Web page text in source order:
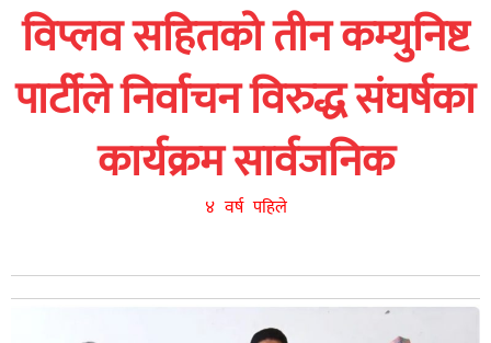
नेपाली
युनिकोड
विप्लव सहितको तीन कम्युनिष्ट
पार्टीले निर्वाचन विरुद्ध संघर्षका
कार्यक्रम सार्वजनिक
४ वर्ष पहिले